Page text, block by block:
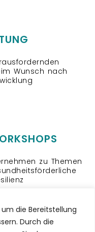
die Bereitstellung
Durch die
Wunsch nach
zu Themen